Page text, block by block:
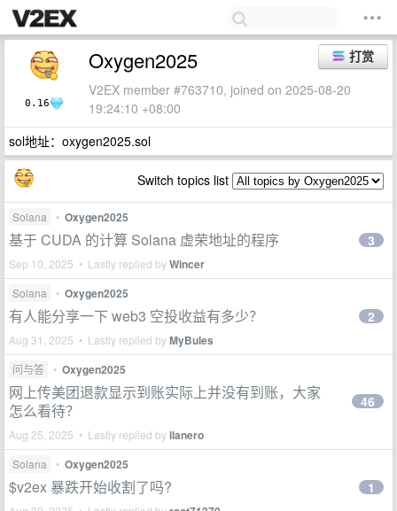
0.16
打赏
Oxygen2025
V2EX member #763710, joined on 2025-08-20
19:24:10 +08:00
sol地址：oxygen2025.sol
Switch topics list
Solana • Oxygen2025
基于 CUDA 的计算 Solana 虚荣地址的程序
Sep 10, 2025 • Lastly replied byWincer
3
Solana • Oxygen2025
有人能分享一下 web3 空投收益有多少？
Aug 31, 2025 • Lastly replied byMyBules
2
问与答 • Oxygen2025
网上传美团退款显示到账实际上并没有到账，大家
怎么看待？
Aug 25, 2025 • Lastly replied byllanero
46
Solana • Oxygen2025
$v2ex 暴跌开始收割了吗? 1